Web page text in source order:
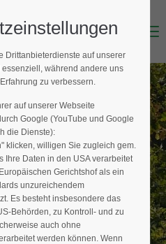
Menu
in Ihrer
Drittanbieterdienste auf unserer
während andere uns
zu verbessern.
auf unserer Webseite
Google (YouTube und Google
die Dienste):
klicken, willigen Sie zugleich gem.
Ihre Daten in den USA verarbeitet
Gerichtshof als ein
unzureichendem
Es besteht insbesondere das
Behörden, zu Kontroll- und zu
auch ohne
werden können. Wenn